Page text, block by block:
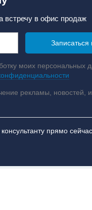
встречу в офис продаж
моих персональных
рекламы, новостей,
прямо